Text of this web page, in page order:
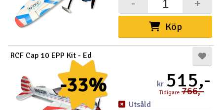
Köp
+
-
-33%
RCF Cap 10 EPP Kit - Ed
kr 515,-
Tidigare 766,-
Utsåld